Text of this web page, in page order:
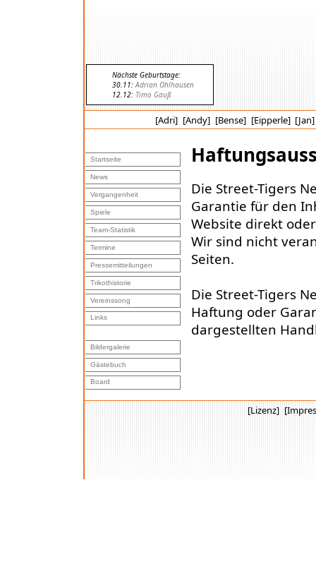
Nächste Geburtstage:
30.11:Adrian Ohlhausen
12.12: Timo Gauß
[Adri] [Andy] [Bense] [Eipperle] [Jan]
Startseite
News
Vergangenheit
Spiele
Team-Statistik
Termine
Pressemitteilungen
Trikothistorie
Vereinssong
Links
Bildergalerie
Gästebuch
Board
Die Street-Tigers
Garantie für den
Website direkt
Wir sind nicht
Seiten.
Die Street-Tigers
Haftung oder
dargestellten
[Lizenz]